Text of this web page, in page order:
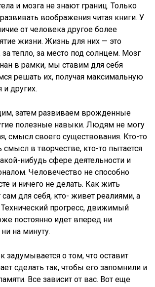
и мозга не знают границ. Только
воображения читая книги. У
от человека другое более
жизни. Жизнь для них — это
тепло, за место под солнцем. Мозг
в рамки, мы ставим для себя
решать их, получая максимальную
и других.
затем развиваем врожденные
полезные навыки. Людям не могу
смысл своего существования. Кто-то
смысл в творчестве, кто-то пытается
нибудь сфере деятельности и
Человечество не способно
и ничего не делать. Как жить
для себя, кто- живет реалиями, а
Технический прогресс, движимый
постоянно идет вперед ни
на минуту.
о том, что оставит
сделать так, чтобы его запомнили и
Все зависит от вас. Вот еще